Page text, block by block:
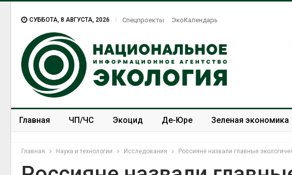
СУББОТА, 8 АВГУСТА, 2026 Спецпроекты ЭкоКалендарь
Главная ЧП/ЧС Экоцид Де-Юре Зеленая экономика
Главная Наука и технологии Исследования Россияне назвали главные